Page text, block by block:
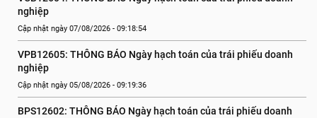
nghiệp
Cập nhật ngày 07/08/2026 - 09:18:54
VPB12605: THÔNG BÁO Ngày hạch toán của trái phiếu doanh
nghiệp
Cập nhật ngày 05/08/2026 - 09:19:36
BPS12602: THÔNG BÁO Ngày hạch toán của trái phiếu doanh